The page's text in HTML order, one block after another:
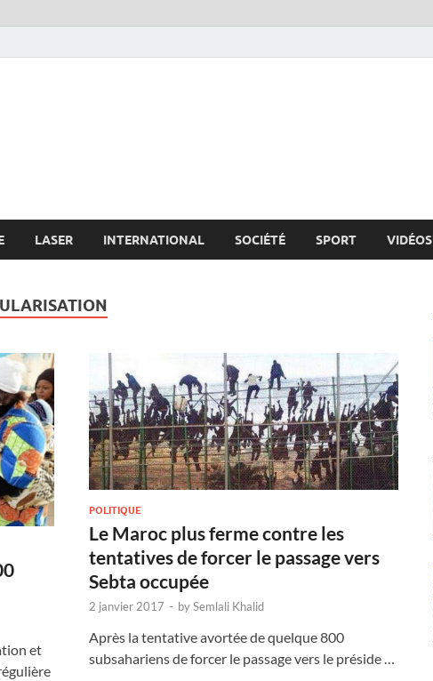
LASER INTERNATIONAL SOCIÉTÉ SPORT VIDÉOS
et
POLITIQUE
Le Maroc plus ferme contre les
tentatives de forcer le passage vers
Sebta occupée
2 janvier 2017 - bySemlali Khalid
Après la tentative avortée de quelque 800
subsahariens de forcer le passage vers le préside …